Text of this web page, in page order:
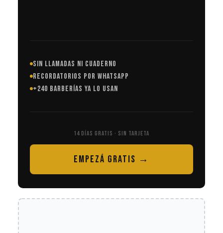
SIN LLAMADAS NI CUADERNO
RECORDATORIOS POR WHATSAPP
+240 BARBERÍAS YA LO USAN
14 DÍAS GRATIS · SIN TARJETA
EMPEZÁ GRATIS →